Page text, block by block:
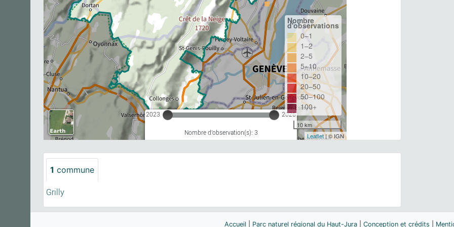
2023 2026
Nombre d'observation(s): 3
Nombre
d'observations
0–1
1–2
2–5
5–10
10–20
20–50
50–100
100+
10 km
Leaflet| © IGN
1 commune
Grilly
Accueil Parc naturel régional du Haut-Jura Conception et crédits